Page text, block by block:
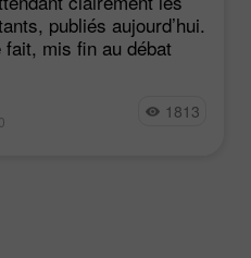
publiés aujourd’hui.
mis fin au débat
1813